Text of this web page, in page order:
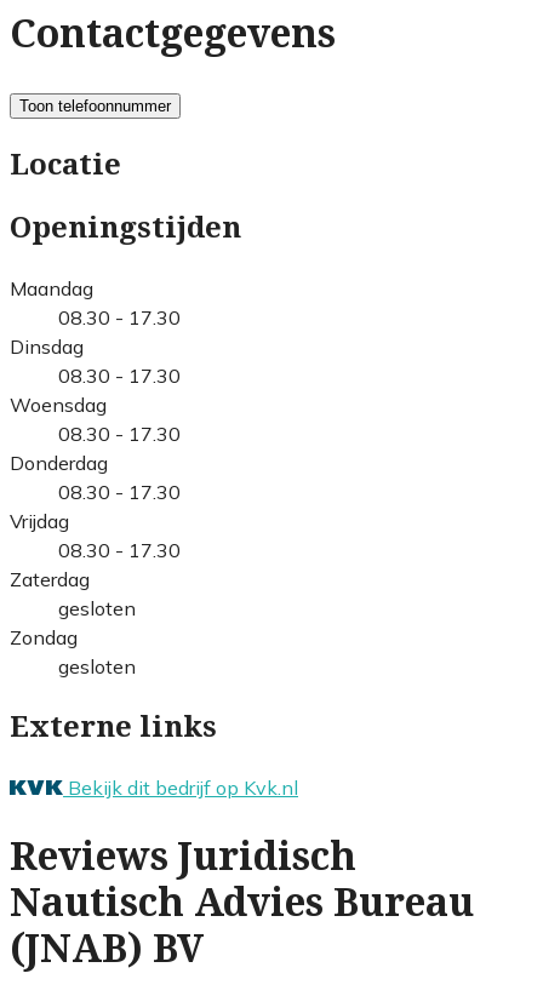
Contactgegevens
Toon telefoonnummer
Locatie
Openingstijden
Maandag
08.30 - 17.30
Dinsdag
08.30 - 17.30
Woensdag
08.30 - 17.30
Donderdag
08.30 - 17.30
Vrijdag
08.30 - 17.30
Zaterdag
gesloten
Zondag
gesloten
Externe links
Bekijk dit bedrijf op Kvk.nl
Reviews Juridisch
Nautisch Advies Bureau
(JNAB) BV